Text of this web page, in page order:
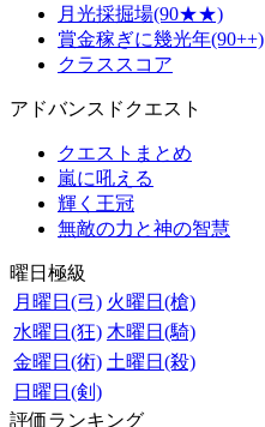
月光採掘場(90★★)
賞金稼ぎに幾光年(90++)
クラススコア
アドバンスドクエスト
クエストまとめ
嵐に吼える
輝く王冠
無敵の力と神の智慧
曜日極級
月曜日(弓) 火曜日(槍)
水曜日(狂) 木曜日(騎)
金曜日(術) 土曜日(殺)
日曜日(剣)
評価ランキング